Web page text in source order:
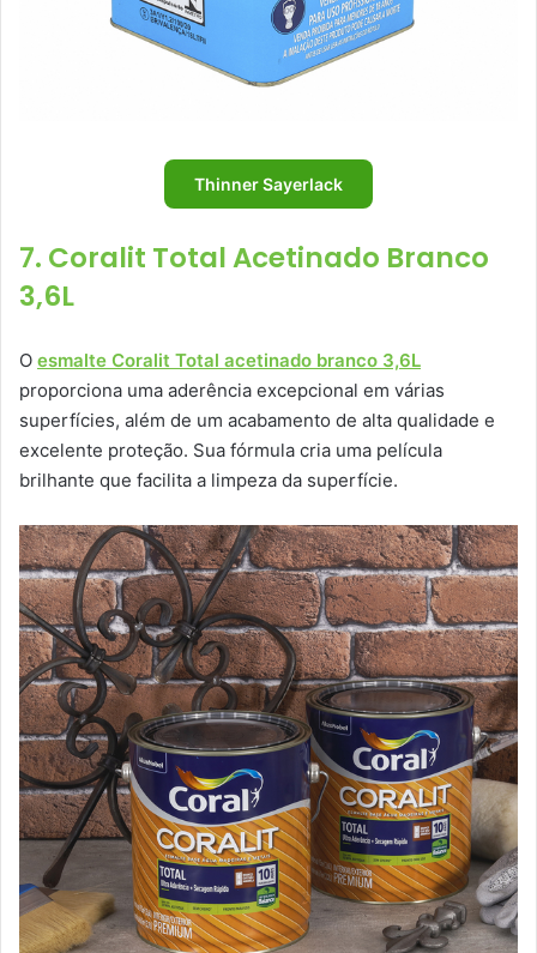
Thinner Sayerlack
7. Coralit Total Acetinado Branco
3,6L
O esmalte Coralit Total acetinado branco 3,6L
proporciona uma aderência excepcional em várias
superfícies, além de um acabamento de alta qualidade e
excelente proteção. Sua fórmula cria uma película
brilhante que facilita a limpeza da superfície.